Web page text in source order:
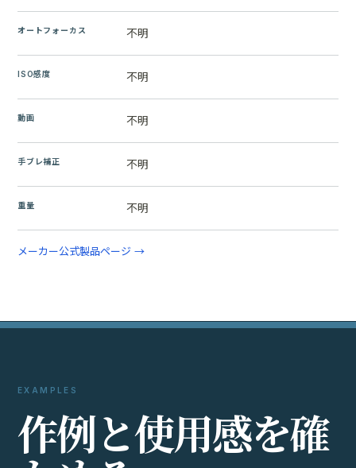
オートフォーカス 不明
ISO感度 不明
動画 不明
手ブレ補正 不明
重量 不明
メーカー公式製品ページ →
EXAMPLES
作例と使用感を確